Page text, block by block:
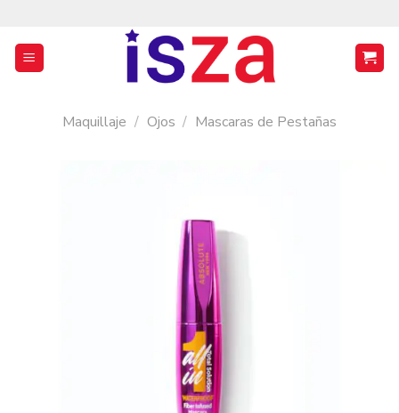
contenido
Maquillaje / Ojos / Mascaras de Pestañas